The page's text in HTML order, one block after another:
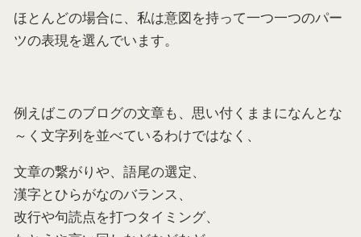
ほとんどの場合に、私は意図を持って一つ一つのパー
ツの表現を選んでいます。
例えばこのブログの文章も、思い付くままになんとな
～く文字列を並べているわけではなく、
文章の繋がりや、語尾の選定、
漢字とひらがなのバランス、
改行や句読点を打つタイミング、